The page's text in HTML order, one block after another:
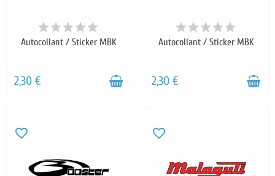
Autocollant / Sticker MBK
2,30 €
Autocollant / Sticker MBK
2,30 €
favorite_border favorite_border